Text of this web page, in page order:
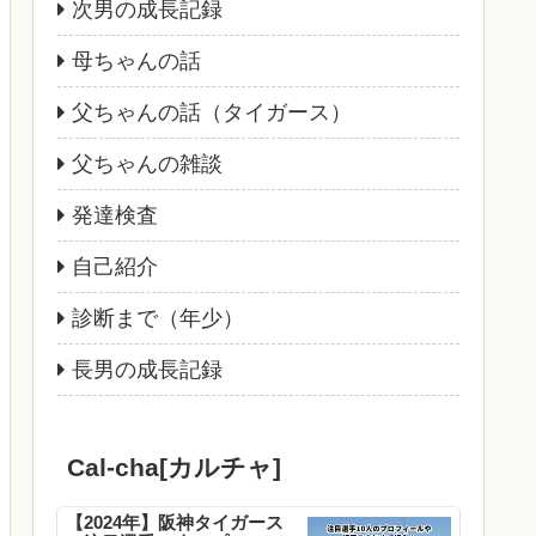
次男の成長記録
母ちゃんの話
父ちゃんの話（タイガース）
父ちゃんの雑談
発達検査
自己紹介
診断まで（年少）
長男の成長記録
Cal-cha[カルチャ]
【2024年】阪神タイガース